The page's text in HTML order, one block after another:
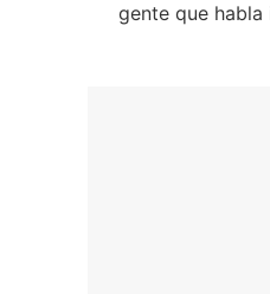
gente que habla